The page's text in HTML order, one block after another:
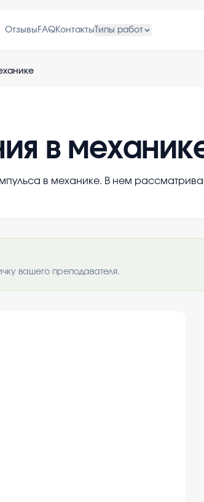
Отзывы FAQКонтакты Типы работ
в
в механике. В нем
вашего преподавателя.